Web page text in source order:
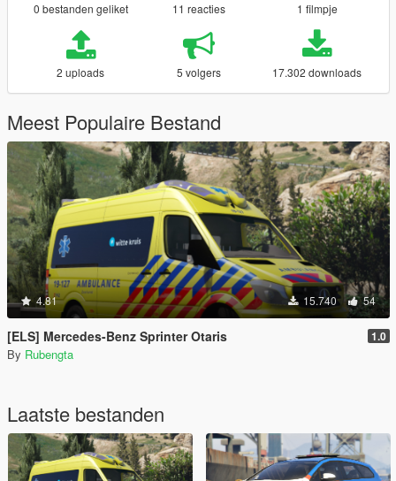
0 bestanden geliket 11 reacties 1 filmpje
2 uploads 5 volgers 17.302 downloads
Meest Populaire Bestand
4.81 15.740 54
[ELS] Mercedes-Benz Sprinter Otaris 1.0
By Rubengta
Laatste bestanden